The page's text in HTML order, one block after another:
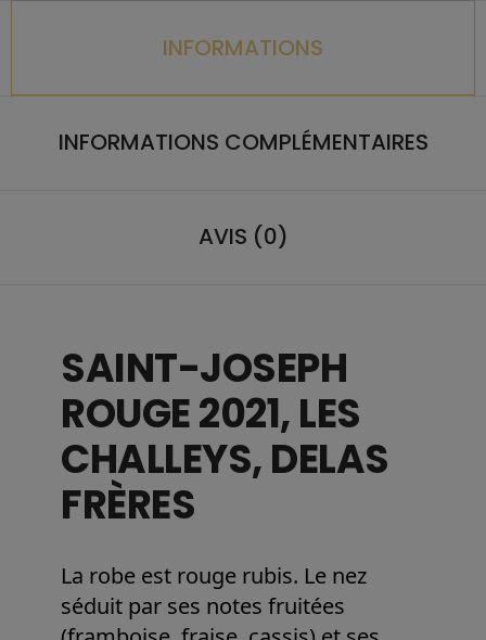
INFORMATIONS
INFORMATIONS COMPLÉMENTAIRES
AVIS (0)
SAINT-JOSEPH
ROUGE 2021, LES
CHALLEYS, DELAS
FRÈRES
La robe est rouge rubis. Le nez
séduit par ses notes fruitées